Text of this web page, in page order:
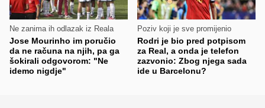
Ne zanima ih odlazak iz Reala
Jose Mourinho im poručio
da ne računa na njih, pa ga
šokirali odgovorom: "Ne
idemo nigdje"
Poziv koji je sve promijenio
Rodri je bio pred potpisom
za Real, a onda je telefon
zazvonio: Zbog njega sada
ide u Barcelonu?